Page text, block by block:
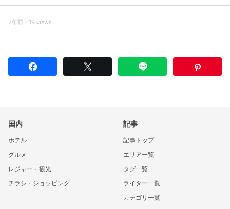
2年前・19 views
国内
ホテル
グルメ
レジャー・観光
チラシ・ショッピング
記事
記事トップ
エリア一覧
タグ一覧
ライター一覧
カテゴリ一覧